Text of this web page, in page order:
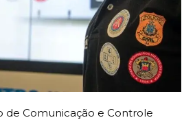
de Comunicação e Controle